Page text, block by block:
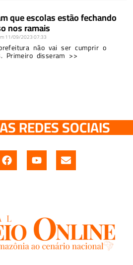
que escolas estão fechando
nos ramais
11/09/202307:33
não vai ser cumprir o
Primeiro disseram >>
REDES SOCIAIS